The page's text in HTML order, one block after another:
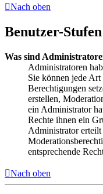
Nach oben
Benutzer-
Was sind
Administratoren
Sie können jede
Berechtigungen
erstellen,
ein Administrator
Rechte ihnen ein
Administrator
entsprechende
Nach oben